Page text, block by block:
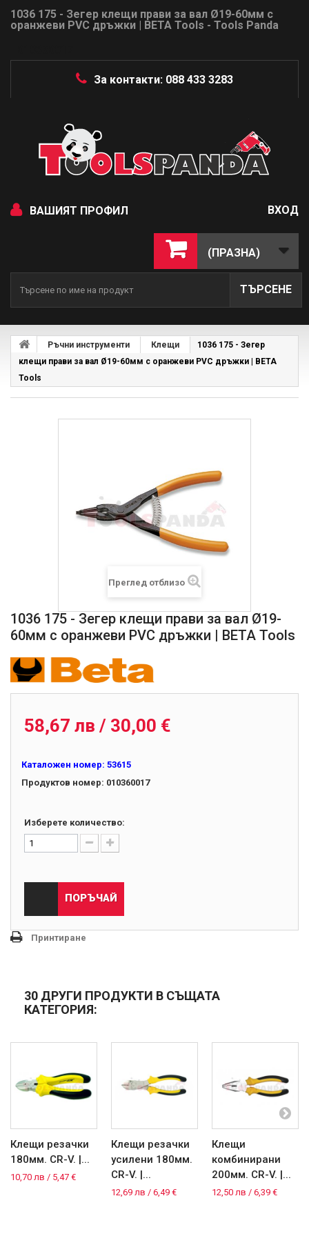
1036 175 - Зегер клещи прави за вал Ø19-60мм с
оранжеви PVC дръжки | BETA Tools - Tools Panda
За контакти: 088 433 3283
ВАШИЯТ ПРОФИЛ ВХОД
(ПРАЗНА)
ТЪРСЕНЕ
Ръчни инструменти Клещи
1036 175 - Зегер
клещи прави за вал Ø19-60мм с оранжеви PVC дръжки | BETA
Tools
Преглед отблизо
1036 175 - Зегер клещи прави за вал Ø19-
60мм с оранжеви PVC дръжки | BETA Tools
58,67 лв / 30,00 €
Каталожен номер: 53615
Продуктов номер: 010360017
Изберете количество:
ПОРЪЧАЙ
Принтиране
30 ДРУГИ ПРОДУКТИ В СЪЩАТА
КАТЕГОРИЯ:
Клещи резачки
180мм. CR-V. |...
10,70 лв / 5,47 €
Клещи резачки
усилени 180мм.
CR-V. |...
12,69 лв / 6,49 €
Клещи
комбинирани
200мм. CR-V. |...
12,50 лв / 6,39 €